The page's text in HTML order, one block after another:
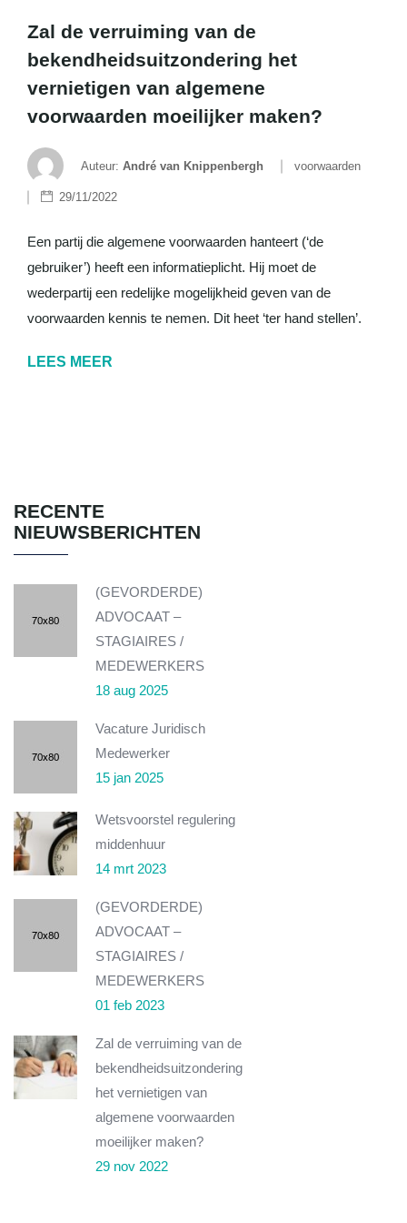
Zal de verruiming van de
bekendheidsuitzondering het
vernietigen van algemene
voorwaarden moeilijker maken?
Auteur: André van Knippenbergh voorwaarden
29/11/2022
Een partij die algemene voorwaarden hanteert (‘de
gebruiker’) heeft een informatieplicht. Hij moet de
wederpartij een redelijke mogelijkheid geven van de
voorwaarden kennis te nemen. Dit heet ‘ter hand stellen’.
LEES MEER
RECENTE
NIEUWSBERICHTEN
(GEVORDERDE)
ADVOCAAT –
STAGIAIRES /
MEDEWERKERS
18 aug 2025
Vacature Juridisch
Medewerker
15 jan 2025
Wetsvoorstel regulering
middenhuur
14 mrt 2023
(GEVORDERDE)
ADVOCAAT –
STAGIAIRES /
MEDEWERKERS
01 feb 2023
Zal de verruiming van de
bekendheidsuitzondering
het vernietigen van
algemene voorwaarden
moeilijker maken?
29 nov 2022